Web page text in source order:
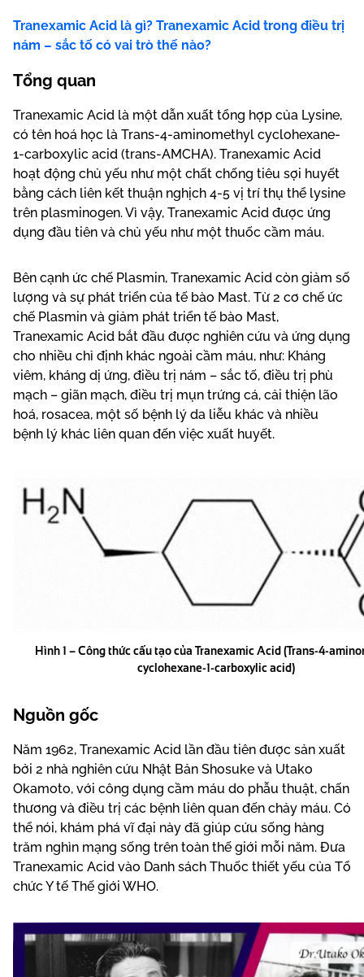
Tranexamic Acid là gì? Tranexamic Acid trong điều trị
nám – sắc tố có vai trò thế nào?
Tổng quan
Tranexamic Acid là một dẫn xuất tổng hợp của Lysine,
có tên hoá học là Trans-4-aminomethyl cyclohexane-
1-carboxylic acid (trans-AMCHA). Tranexamic Acid
hoạt động chủ yếu như một chất chống tiêu sợi huyết
bằng cách liên kết thuận nghịch 4-5 vị trí thụ thể lysine
trên plasminogen. Vì vậy, Tranexamic Acid được ứng
dụng đầu tiên và chủ yếu như một thuốc cầm máu.
Bên cạnh ức chế Plasmin, Tranexamic Acid còn giảm số
lượng và sự phát triển của tế bào Mast. Từ 2 cơ chế ức
chế Plasmin và giảm phát triển tế bào Mast,
Tranexamic Acid bắt đầu được nghiên cứu và ứng dụng
cho nhiều chỉ định khác ngoài cầm máu, như: Kháng
viêm, kháng dị ứng, điều trị nám – sắc tố, điều trị phù
mạch – giãn mạch, điều trị mụn trứng cá, cải thiện lão
hoá, rosacea, một số bệnh lý da liễu khác và nhiều
bệnh lý khác liên quan đến việc xuất huyết.
Hình 1 – Công thức cấu tạo của Tranexamic Acid (Trans-4-
cyclohexane-1-carboxylic acid)
Nguồn gốc
Năm 1962, Tranexamic Acid lần đầu tiên được sản xuất
bởi 2 nhà nghiên cứu Nhật Bản Shosuke và Utako
Okamoto, với công dụng cầm máu do phẫu thuật, chấn
thương và điều trị các bệnh liên quan đến chảy máu. Có
thể nói, khám phá vĩ đại này đã giúp cứu sống hàng
trăm nghìn mạng sống trên toàn thế giới mỗi năm. Đưa
Tranexamic Acid vào Danh sách Thuốc thiết yếu của Tổ
chức Y tế Thế giới WHO.